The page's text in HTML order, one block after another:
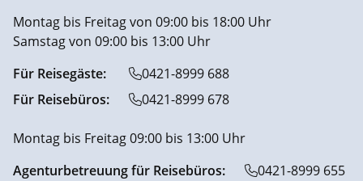
Montag bis Freitag von 09:00 bis 18:00 Uhr
Samstag von 09:00 bis 13:00 Uhr
Für Reisegäste:
0421-8999 688
Für Reisebüros:
0421-8999 678
Montag bis Freitag 09:00 bis 13:00 Uhr
Agenturbetreuung für Reisebüros:
0421-8999 655